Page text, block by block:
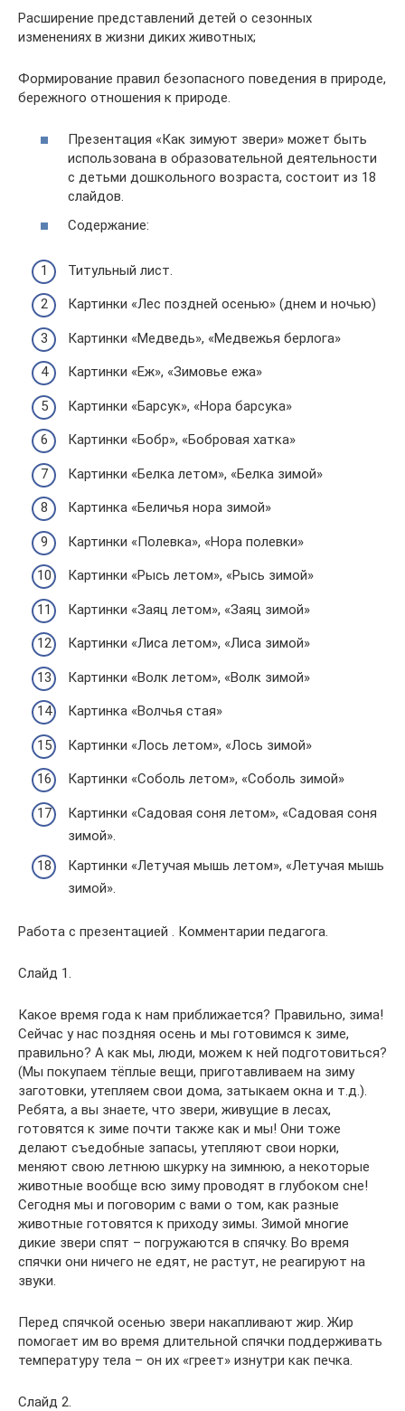
Расширение представлений детей о сезонных
изменениях в жизни диких животных;
Формирование правил безопасного поведения в природе,
бережного отношения к природе.
Презентация «Как зимуют звери» может быть
использована в образовательной деятельности
с детьми дошкольного возраста, состоит из 18
слайдов.
Содержание:
Титульный лист.
Картинки «Лес поздней осенью» (днем и ночью)
Картинки «Медведь», «Медвежья берлога»
Картинки «Еж», «Зимовье ежа»
Картинки «Барсук», «Нора барсука»
Картинки «Бобр», «Бобровая хатка»
Картинки «Белка летом», «Белка зимой»
Картинка «Беличья нора зимой»
Картинки «Полевка», «Нора полевки»
Картинки «Рысь летом», «Рысь зимой»
Картинки «Заяц летом», «Заяц зимой»
Картинки «Лиса летом», «Лиса зимой»
Картинки «Волк летом», «Волк зимой»
Картинка «Волчья стая»
Картинки «Лось летом», «Лось зимой»
Картинки «Соболь летом», «Соболь зимой»
Картинки «Садовая соня летом», «Садовая соня
зимой».
Картинки «Летучая мышь летом», «Летучая мышь
зимой».
Работа с презентацией . Комментарии педагога.
Слайд 1.
Какое время года к нам приближается? Правильно, зима!
Сейчас у нас поздняя осень и мы готовимся к зиме,
правильно? А как мы, люди, можем к ней подготовиться?
(Мы покупаем тёплые вещи, приготавливаем на зиму
заготовки, утепляем свои дома, затыкаем окна и т.д.).
Ребята, а вы знаете, что звери, живущие в лесах,
готовятся к зиме почти также как и мы! Они тоже
делают съедобные запасы, утепляют свои норки,
меняют свою летнюю шкурку на зимнюю, а некоторые
животные вообще всю зиму проводят в глубоком сне!
Сегодня мы и поговорим с вами о том, как разные
животные готовятся к приходу зимы. Зимой многие
дикие звери спят – погружаются в спячку. Во время
спячки они ничего не едят, не растут, не реагируют на
звуки.
Перед спячкой осенью звери накапливают жир. Жир
помогает им во время длительной спячки поддерживать
температуру тела – он их «греет» изнутри как печка.
Слайд 2.